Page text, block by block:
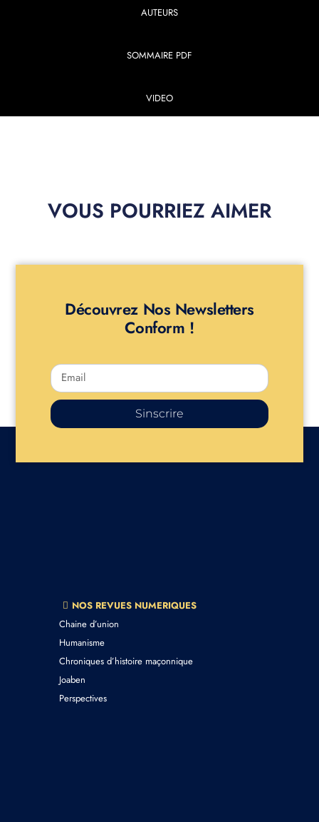
AUTEURS
SOMMAIRE PDF
VIDEO
VOUS POURRIEZ AIMER
Découvrez Nos Newsletters
Conform !
Sinscrire
NOS REVUES NUMERIQUES
Chaine d’union
Humanisme
Chroniques d’histoire maçonnique
Joaben
Perspectives